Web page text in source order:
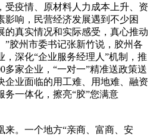
受疫情、原材料人力成本上升、资
影响，民营经济发展遇到不少困
的真实情况和实际感受，真心推动
”胶州市委书记张新竹说，胶州各
深化“企业服务经理人”机制，推
多家企业，“一对一”精准送政策送
企业面临的用工难、用地难、融资
一体化，擦亮“胶”您满意
。一个地方“亲商、富商、安